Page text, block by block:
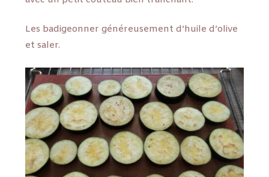
Les badigeonner généreusement d’huile d’olive
et saler.